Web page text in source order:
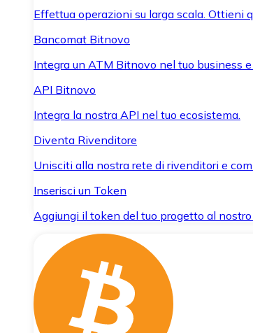
Effettua operazioni su larga scala. Ottieni
Bancomat Bitnovo
Integra un ATM Bitnovo nel tuo business
API Bitnovo
Integra la nostra API nel tuo ecosistema.
Diventa Rivenditore
Unisciti alla nostra rete di rivenditori e
Inserisci un Token
Aggiungi il token del tuo progetto al